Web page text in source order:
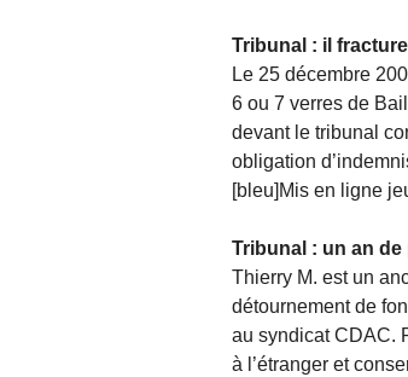
Tribunal : il
Le 25 décembre
6 ou 7 verres de
devant le tribunal
obligation
[bleu]Mis en ligne
Tribunal : un an
Thierry M. est un
détournement de
au syndicat CDAC.
à l’étranger et